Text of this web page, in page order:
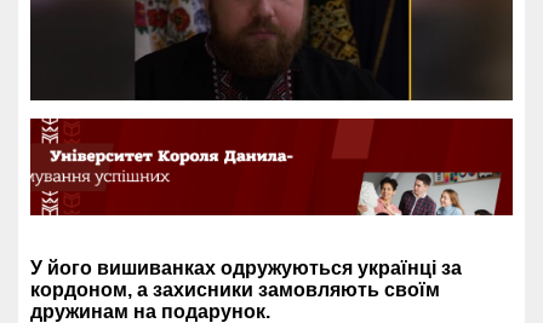
У його вишиванках одружуються українці за
кордоном, а захисники замовляють своїм
дружинам на подарунок.